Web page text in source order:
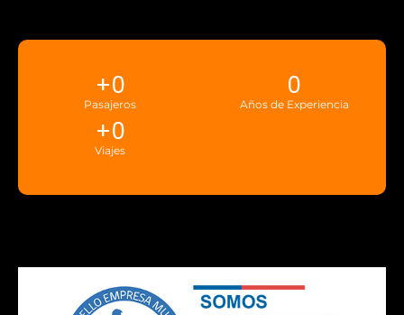
Pasajeros
+0
Años de Experiencia
0
Viajes
+0